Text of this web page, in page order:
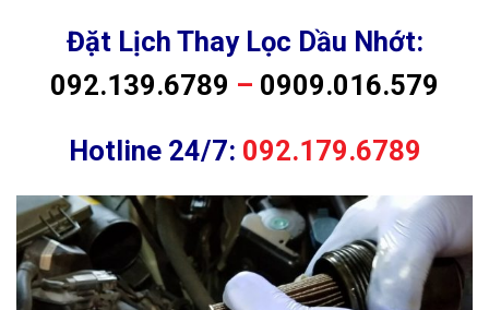
Đặt Lịch Thay Lọc Dầu Nhớt:
092.139.6789 – 0909.016.579
Hotline 24/7: 092.179.6789